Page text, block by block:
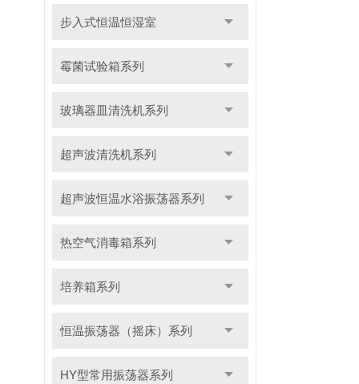
步入式恒温恒湿室
霉菌试验箱系列
玻璃器皿清洗机系列
超声波清洗机系列
超声波恒温水浴振荡器系列
热空气消毒箱系列
培养箱系列
恒温振荡器（摇床）系列
HY型常用振荡器系列